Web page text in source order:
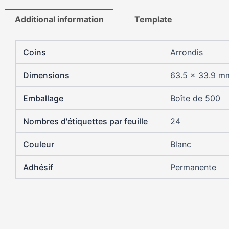
Additional information Template
Coins Arrondis
Dimensions 63.5 x 33.9
Emballage Boîte de 500
Nombres d'étiquettes par feuille 24
Couleur Blanc
Adhésif Permanente